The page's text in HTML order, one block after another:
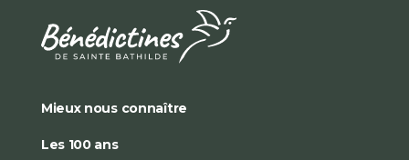
Mieux nous connaître
Les 100 ans